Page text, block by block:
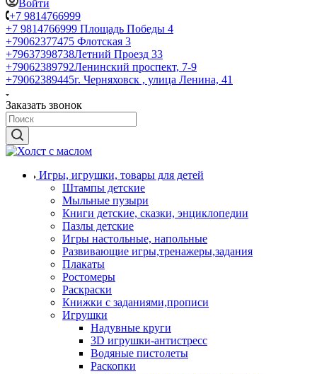
Войти
+7 9814766999
+7 9814766999 Площадь Победы 4
+79062377475 Флотская 3
+79637398738Летний Проезд 33
+79062389792Ленинский проспект, 7-9
+79062389445г. Черняховск , улица Ленина, 41
Заказать звонок
Игры, игрушки, товары для детей
Штампы детские
Мыльные пузыри
Книги детские, сказки, энциклопедии
Пазлы детские
Игры настольные, напольные
Развивающие игры,тренажеры,задания
Плакаты
Ростомеры
Раскраски
Книжки с заданиями,прописи
Игрушки
Надувные круги
3D игрушки-антистресс
Водяные пистолеты
Раскопки